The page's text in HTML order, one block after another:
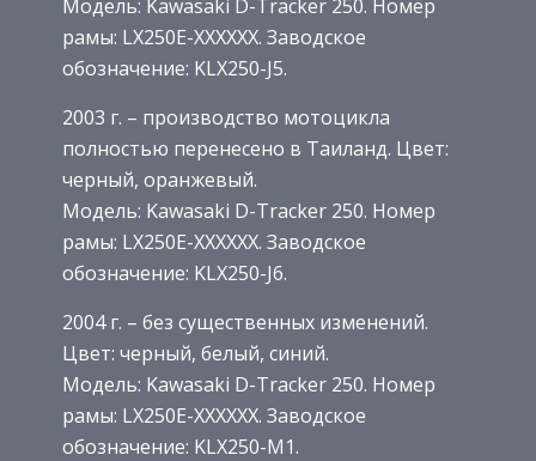
Модель: Kawasaki D-Tracker 250. Номер
рамы: LX250E-XXXXXX. Заводское
обозначение: KLX250-J5.
2003 г. – производство мотоцикла
полностью перенесено в Таиланд. Цвет:
черный, оранжевый.
Модель: Kawasaki D-Tracker 250. Номер
рамы: LX250E-XXXXXX. Заводское
обозначение: KLX250-J6.
2004 г. – без существенных изменений.
Цвет: черный, белый, синий.
Модель: Kawasaki D-Tracker 250. Номер
рамы: LX250E-XXXXXX. Заводское
обозначение: KLX250-M1.